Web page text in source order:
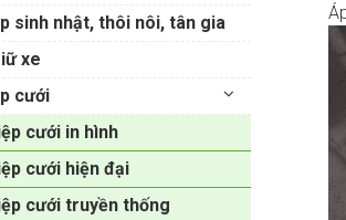
sinh nhật, thôi nôi, tân gia
xe
cưới
cưới in hình
cưới hiện đại
cưới truyền thống